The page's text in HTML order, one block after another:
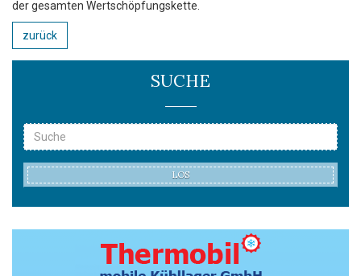
der gesamten Wertschöpfungskette.
zurück
SUCHE
LOS